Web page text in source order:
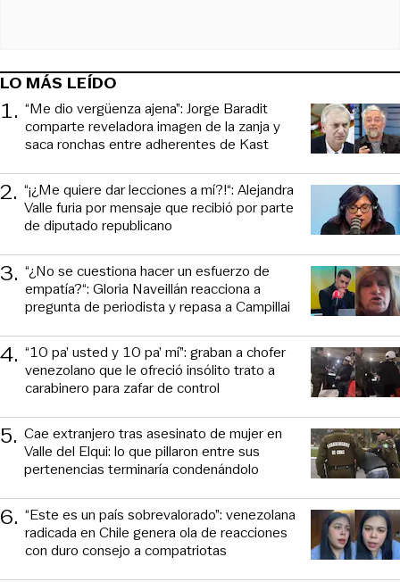
LO MÁS LEÍDO
1. “Me dio vergüenza ajena”: Jorge Baradit
comparte reveladora imagen de la zanja y
saca ronchas entre adherentes de Kast
2. “¡¿Me quiere dar lecciones a mí?!“: Alejandra
Valle furia por mensaje que recibió por parte
de diputado republicano
3. “¿No se cuestiona hacer un esfuerzo de
empatía?“: Gloria Naveillán reacciona a
pregunta de periodista y repasa a Campillai
4. “10 pa’ usted y 10 pa’ mí”: graban a chofer
venezolano que le ofreció insólito trato a
carabinero para zafar de control
5. Cae extranjero tras asesinato de mujer en
Valle del Elqui: lo que pillaron entre sus
pertenencias terminaría condenándolo
6. “Este es un país sobrevalorado”: venezolana
radicada en Chile genera ola de reacciones
con duro consejo a compatriotas